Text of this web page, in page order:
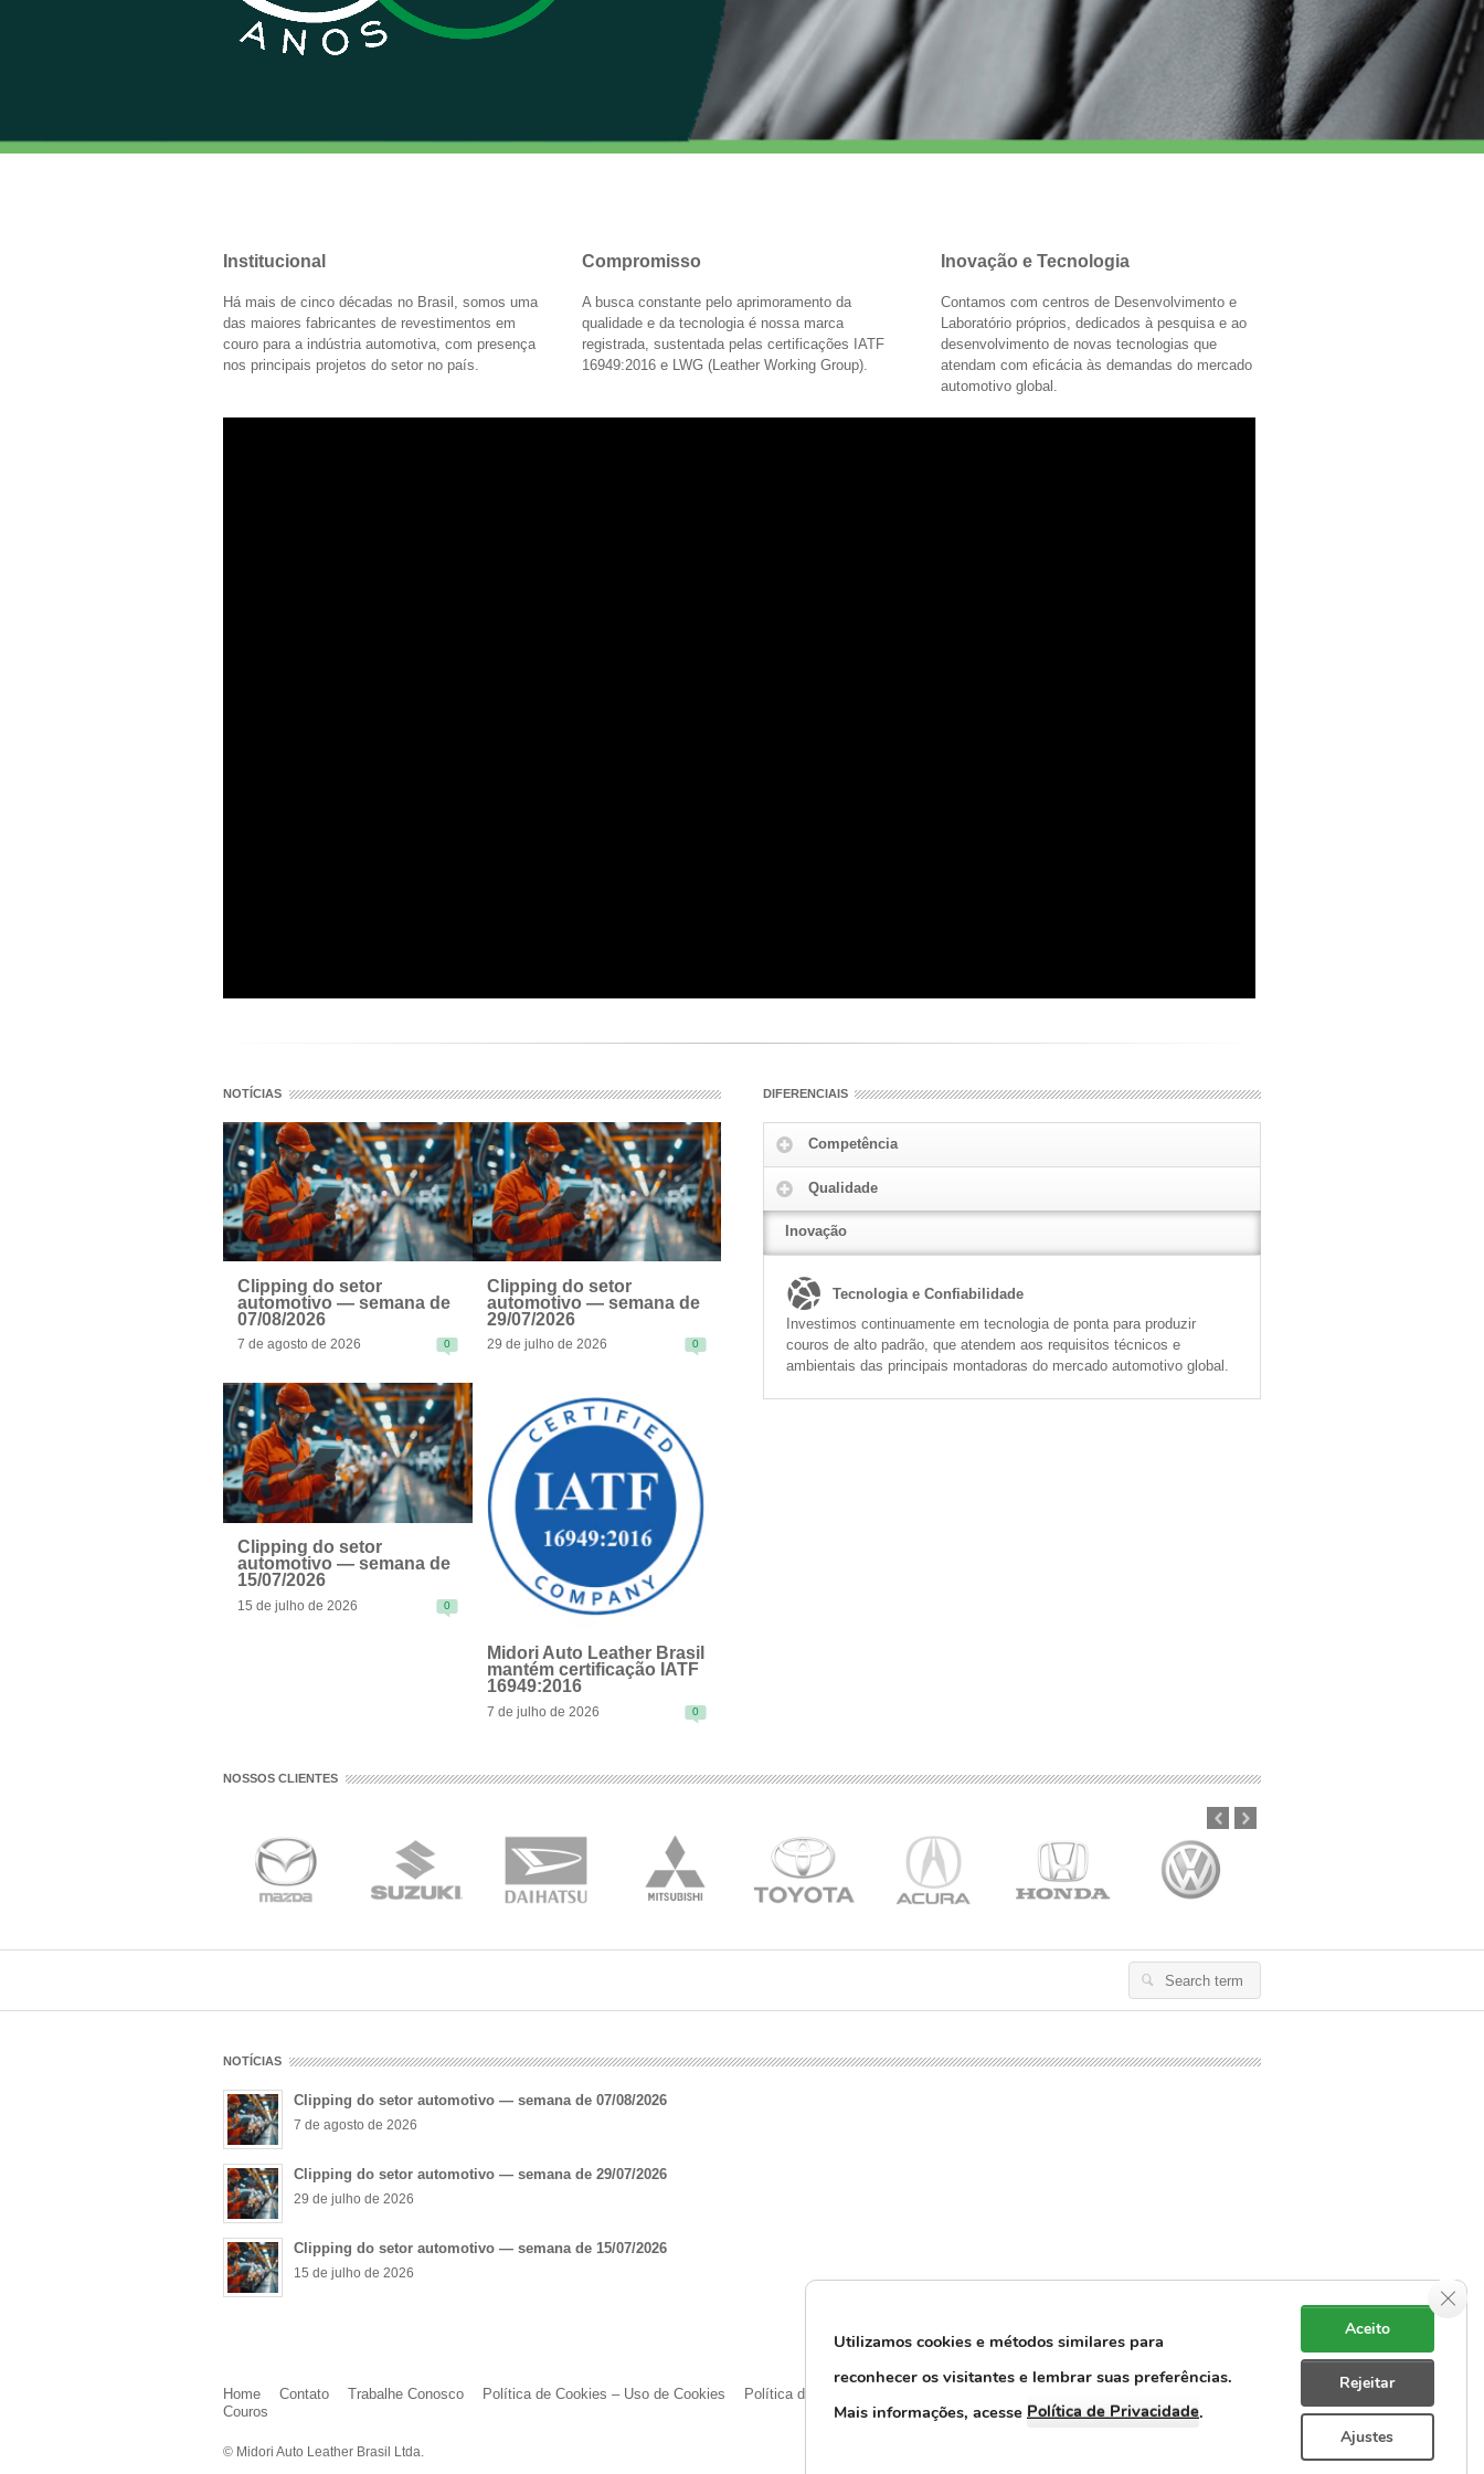
Institucional
Há mais de cinco décadas no Brasil, somos uma
das maiores fabricantes de revestimentos em
couro para a indústria automotiva, com presença
nos principais projetos do setor no país.
Compromisso
A busca constante pelo aprimoramento da
qualidade e da tecnologia é nossa marca
registrada, sustentada pelas certificações IATF
16949:2016 e LWG (Leather Working Group).
Inovação e Tecnologia
Contamos com centros de Desenvolvimento e
Laboratório próprios, dedicados à pesquisa e ao
desenvolvimento de novas tecnologias que
atendam com eficácia às demandas do mercado
automotivo global.
NOTÍCIAS
READ MORE
Clipping do setor
automotivo — semana de
07/08/2026
7 de agosto de 2026 0
READ MORE
Clipping do setor
automotivo — semana de
29/07/2026
29 de julho de 2026 0
READ MORE
Clipping do setor
automotivo — semana de
15/07/2026
15 de julho de 2026 0
READ MORE
Midori Auto Leather Brasil
mantém certificação IATF
16949:2016
7 de julho de 2026 0
DIFERENCIAIS
Competência
Qualidade
Inovação
Tecnologia e Confiabilidade
Investimos continuamente em tecnologia de ponta para produzir
couros de alto padrão, que atendem aos requisitos técnicos e
ambientais das principais montadoras do mercado automotivo global.
NOSSOS CLIENTES
Search
NOTÍCIAS
Clipping do setor automotivo — semana de 07/08/2026
7 de agosto de 2026
Clipping do setor automotivo — semana de 29/07/2026
29 de julho de 2026
Clipping do setor automotivo — semana de 15/07/2026
15 de julho de 2026
Home Contato Trabalhe Conosco Política de Cookies – Uso de Cookies Política de Privacidade e Proteção de Dados Pessoais
Couros
© Midori Auto Leather Brasil Ltda.
Utilizamos cookies e métodos similares para
reconhecer os visitantes e lembrar suas preferências.
Mais informações, acesse Política de Privacidade.
Aceito
Rejeitar
Ajustes